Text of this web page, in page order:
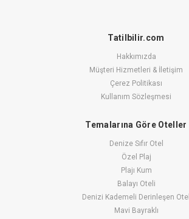
Tatilbilir.com
Hakkımızda
Müşteri Hizmetleri & İletişim
Çerez Politikası
Kullanım Sözleşmesi
Temalarına Göre Oteller
Denize Sıfır Otel
Özel Plaj
Plajı Kum
Balayı Oteli
Denizi Kademeli Derinleşen Otel
Mavi Bayraklı